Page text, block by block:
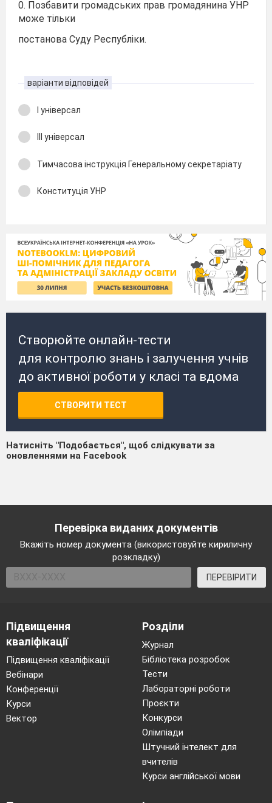
0. Позбавити громадських прав громадянина УНР
може тільки
постанова Суду Республіки.
варіанти відповідей
І універсал
ІІІ універсал
Тимчасова інструкція Генеральному секретаріату
Конституція УНР
Створюйте онлайн-тести
для контролю знань і залучення учнів
до активної роботи у класі та вдома
СТВОРИТИ ТЕСТ
Натисніть "Подобається", щоб слідкувати за
оновленнями на Facebook
Перевірка виданих документів
Вкажіть номер документа (використовуйте кириличну
розкладку)
ПЕРЕВІРИТИ
Підвищення
кваліфікації
Підвищення кваліфікації
Вебінари
Конференції
Курси
Вектор
Розділи
Журнал
Бібліотека розробок
Тести
Лабораторні роботи
Проєкти
Конкурси
Олімпіади
Штучний інтелект для
вчителів
Курси англійської мови